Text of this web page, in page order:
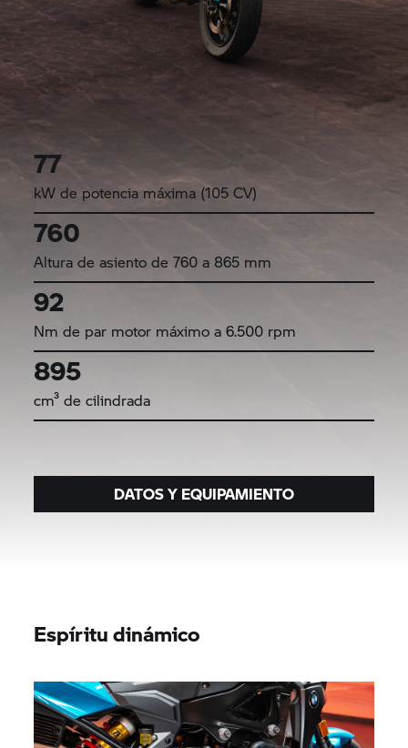
77
kW de potencia máxima (105 CV)
760
Altura de asiento de 760 a 865 mm
92
Nm de par motor máximo a 6.500 rpm
895
cm³ de cilindrada
DATOS Y EQUIPAMIENTO
Espíritu dinámico